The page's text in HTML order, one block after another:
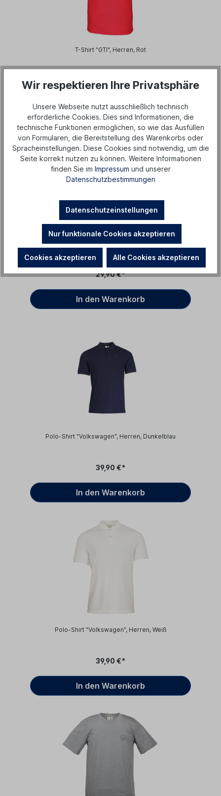
T-Shirt "GTI", Herren, Rot
29,90 €*
In den Warenkorb
T-Shirt "GTI", Scale Paper, Herren
29,90 €*
In den Warenkorb
Polo-Shirt "Volkswagen", Herren, Dunkelblau
39,90 €*
In den Warenkorb
Polo-Shirt "Volkswagen", Herren, Weiß
39,90 €*
In den Warenkorb
Wir respektieren Ihre Privatsphäre
Unsere Webseite nutzt ausschließlich technisch
erforderliche Cookies. Dies sind Informationen, die
technische Funktionen ermöglichen, so wie das Ausfüllen
von Formularen, die Bereitstellung des Warenkorbs oder
Spracheinstellungen. Diese Cookies sind notwendig, um die
Seite korrekt nutzen zu können. Weitere Informationen
finden Sie im Impressum und unserer
Datenschutzbestimmungen
Datenschutzeinstellungen
Nur funktionale Cookies akzeptieren
Cookies akzeptieren Alle Cookies akzeptieren